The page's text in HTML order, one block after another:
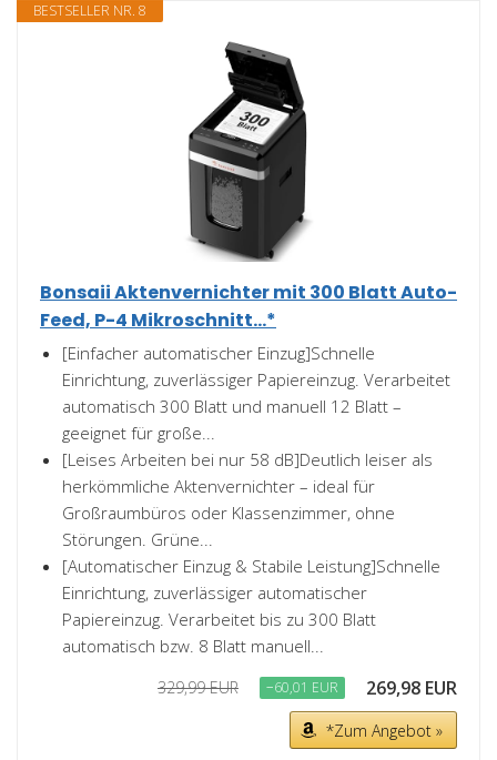
BESTSELLER NR. 8
Bonsaii Aktenvernichter mit 300 Blatt Auto-
Feed, P-4 Mikroschnitt...*
[Einfacher automatischer Einzug]Schnelle
Einrichtung, zuverlässiger Papiereinzug. Verarbeitet
automatisch 300 Blatt und manuell 12 Blatt –
geeignet für große...
[Leises Arbeiten bei nur 58 dB]Deutlich leiser als
herkömmliche Aktenvernichter – ideal für
Großraumbüros oder Klassenzimmer, ohne
Störungen. Grüne...
[Automatischer Einzug & Stabile Leistung]Schnelle
Einrichtung, zuverlässiger automatischer
Papiereinzug. Verarbeitet bis zu 300 Blatt
automatisch bzw. 8 Blatt manuell...
329,99 EUR −60,01 EUR 269,98 EUR
*Zum Angebot »